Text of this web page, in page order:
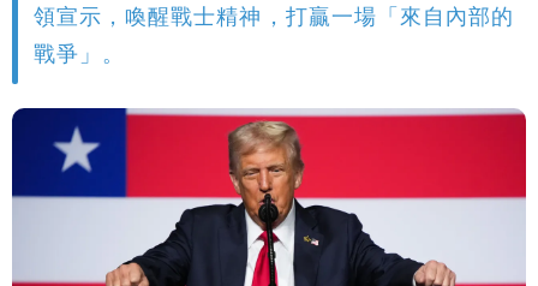
領宣示，喚醒戰士精神，打贏一場「來自內部的
戰爭」。